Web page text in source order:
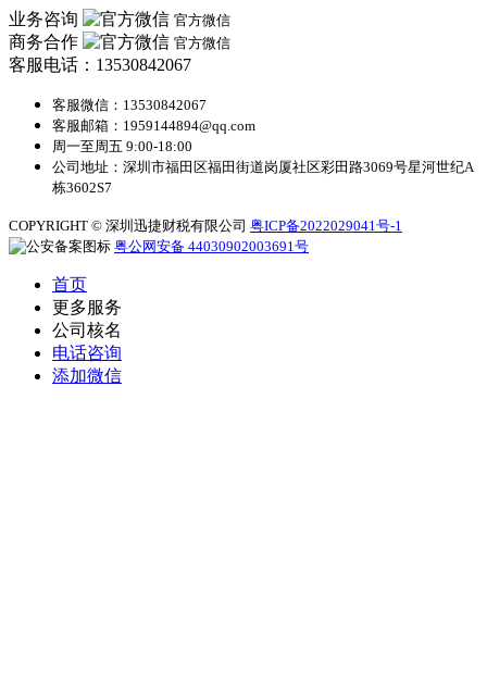
业务咨询 官方微信
商务合作 官方微信
客服电话：13530842067
客服微信：13530842067
客服邮箱：1959144894@qq.com
周一至周五 9:00-18:00
公司地址：深圳市福田区福田街道岗厦社区彩田路3069号星河世纪A
栋3602S7
COPYRIGHT © 深圳迅捷财税有限公司 粤ICP备2022029041号-1
粤公网安备 44030902003691号
首页
更多服务
公司核名
电话咨询
添加微信